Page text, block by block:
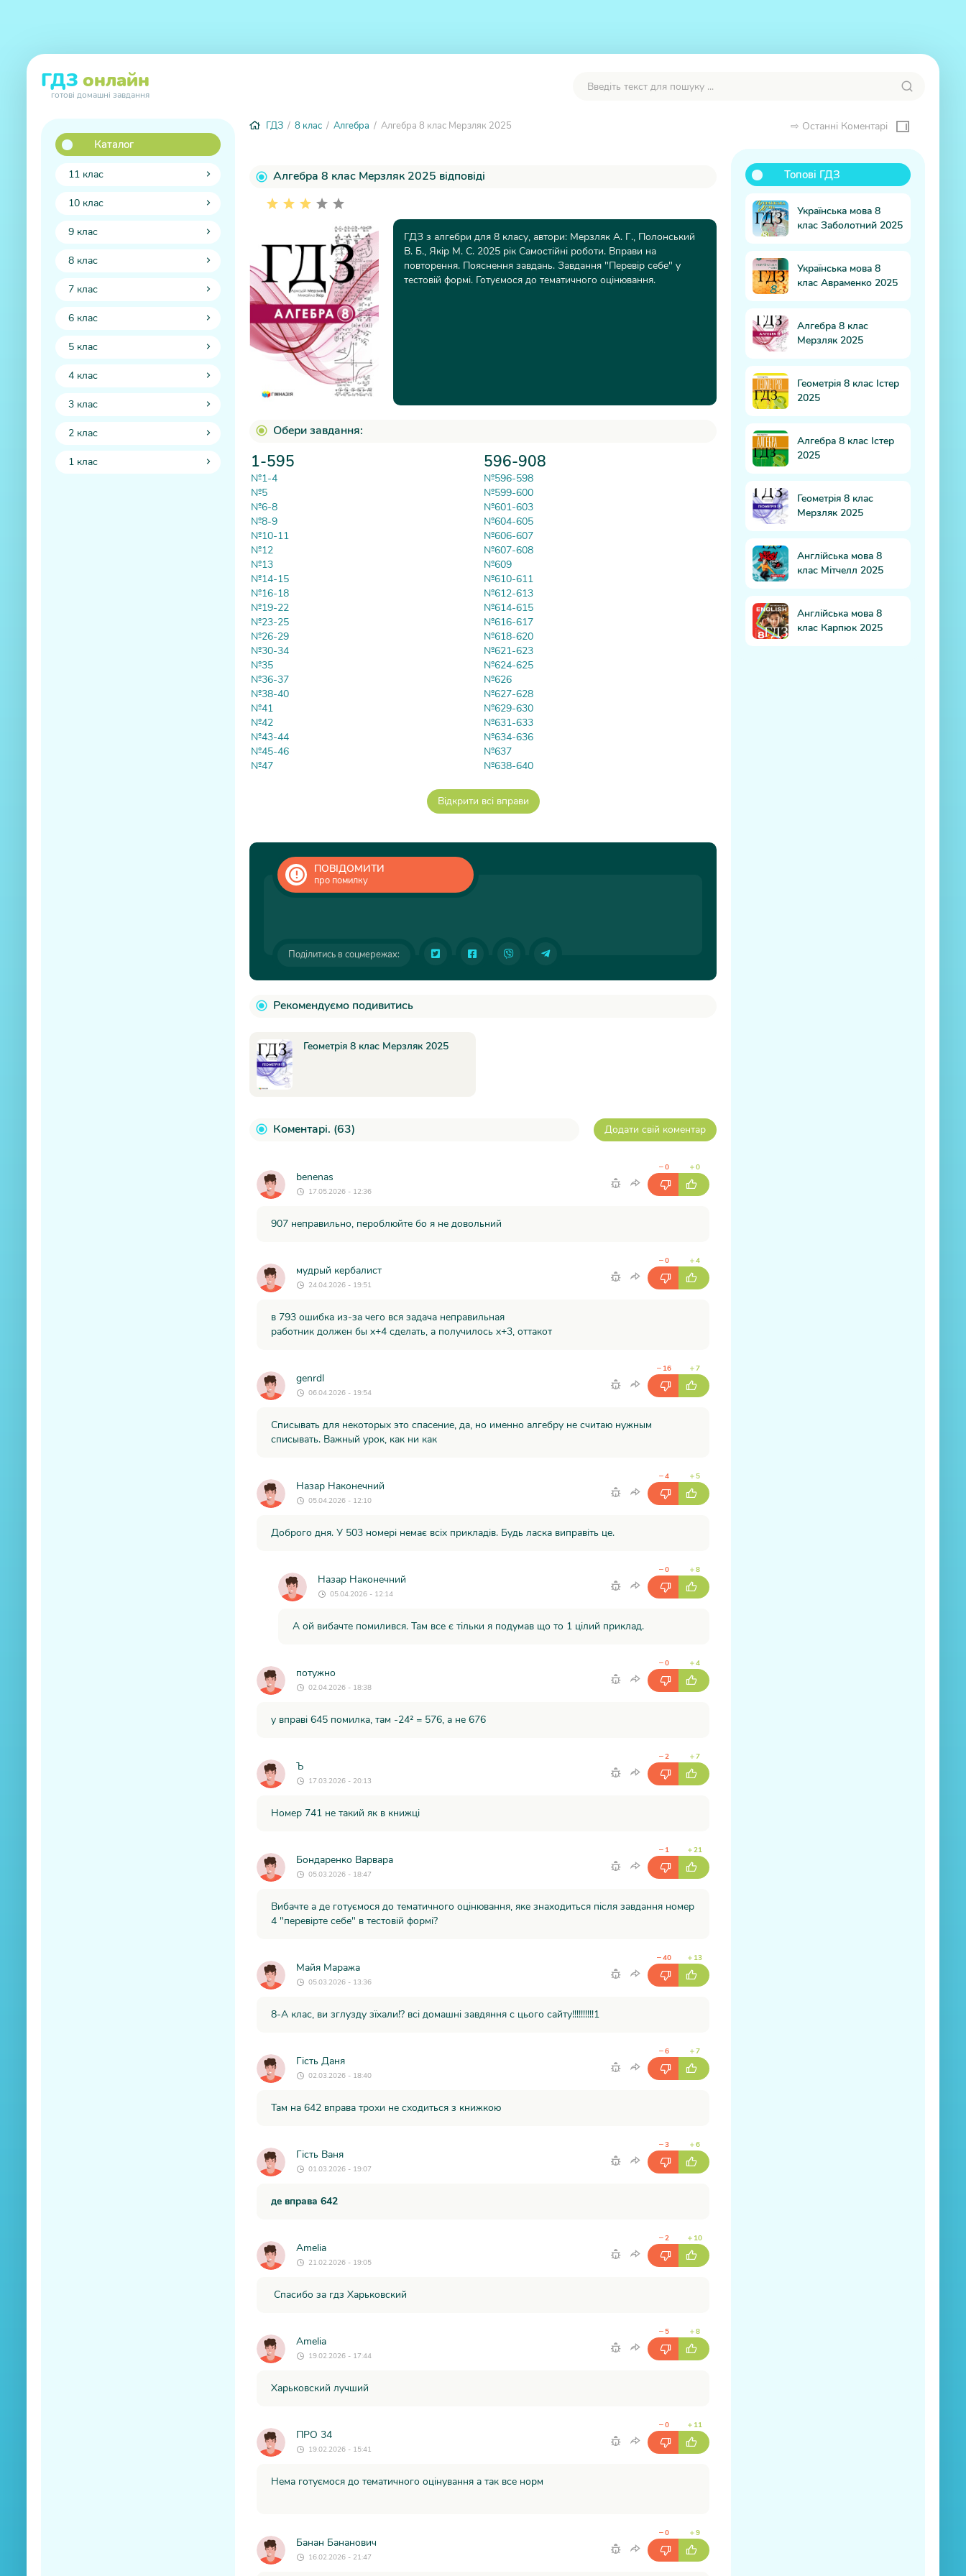
ГДЗ онлайн
готові домашні завдання
Каталог
11 клас
10 клас
9 клас
8 клас
7 клас
6 клас
5 клас
4 клас
3 клас
2 клас
1 клас
ГДЗ / 8 клас / Алгебра / Алгебра 8 клас Мерзляк 2025
Алгебра 8 клас Мерзляк 2025 відповіді
ГДЗ з алгебри для 8 класу, автори: Мерзляк А. Г., Полонський
В. Б., Якір М. С. 2025 рік Самостійні роботи. Вправи на
повторення. Пояснення завдань. Завдання "Перевір себе" у
тестовій формі. Готуємося до тематичного оцінювання.
Обери завдання:
1-595
№1-4
№5
№6-8
№8-9
№10-11
№12
№13
№14-15
№16-18
№19-22
№23-25
№26-29
№30-34
№35
№36-37
№38-40
№41
№42
№43-44
№45-46
№47
596-908
№596-598
№599-600
№601-603
№604-605
№606-607
№607-608
№609
№610-611
№612-613
№614-615
№616-617
№618-620
№621-623
№624-625
№626
№627-628
№629-630
№631-633
№634-636
№637
№638-640
ПОВІДОМИТИ
про помилку
Поділитись в соцмережах:
Рекомендуємо подивитись
Геометрія 8 клас Мерзляк 2025
Коментарі. (63) Додати свій коментар
benenas
17.05.2026 - 12:36
0 0
907 неправильно, пероблюйте бо я не довольний
мудрый кербалист
24.04.2026 - 19:51
0 4
в 793 ошибка из-за чего вся задача неправильная
работник должен бы х+4 сделать, а получилось х+3, оттакот
genrdl
06.04.2026 - 19:54
16 7
Списывать для некоторых это спасение, да, но именно алгебру не считаю нужным
списывать. Важный урок, как ни как
Назар Наконечний
05.04.2026 - 12:10
4 5
Доброго дня. У 503 номері немає всіх прикладів. Будь ласка виправіть це.
Назар Наконечний
05.04.2026 - 12:14
0 8
А ой вибачте помилився. Там все є тільки я подумав що то 1 цілий приклад.
потужно
02.04.2026 - 18:38
0 4
у вправі 645 помилка, там -24² = 576, а не 676
Ъ
17.03.2026 - 20:13
2 7
Номер 741 не такий як в книжці
Бондаренко Варвара
05.03.2026 - 18:47
1 21
Вибачте а де готуємося до тематичного оцінювання, яке знаходиться після завдання номер
4 "перевірте себе" в тестовій формі?
Майя Маража
05.03.2026 - 13:36
40 13
8-А клас, ви зглузду зїхали!? всі домашні завдяння с цього сайту!!!!!!!!!!1
Гість Даня
02.03.2026 - 18:40
6 7
Там на 642 вправа трохи не сходиться з книжкою
Гість Ваня
01.03.2026 - 19:07
3 6
де вправа 642
Amelia
21.02.2026 - 19:05
2 10
Спасибо за гдз Харьковский
Amelia
19.02.2026 - 17:44
5 8
Харьковский лучший
ПРО 34
19.02.2026 - 15:41
0 11
Нема готуємося до тематичного оцінування а так все норм
Банан Бананович
16.02.2026 - 21:47
0 9
⇨ Останні Коментарі
Топові ГДЗ
Українська мова 8
клас Заболотний 2025
Українська мова 8
клас Авраменко 2025
Алгебра 8 клас
Мерзляк 2025
Геометрія 8 клас Істер
2025
Алгебра 8 клас Істер
2025
Геометрія 8 клас
Мерзляк 2025
Англійська мова 8
клас Мітчелл 2025
Англійська мова 8
клас Карпюк 2025